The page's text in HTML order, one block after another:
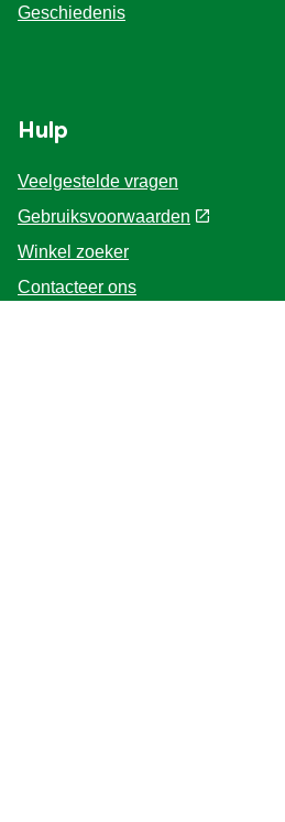
Geschiedenis
Hulp
Veelgestelde vragen
Gebruiksvoorwaarden
Winkel zoeker
Contacteer ons